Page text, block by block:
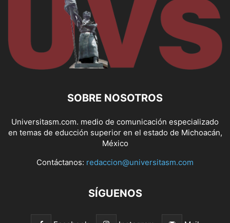
SOBRE NOSOTROS
Universitasm.com. medio de comunicación especializado
en temas de educción superior en el estado de Michoacán,
México
Contáctanos: redaccion@universitasm.com
SÍGUENOS